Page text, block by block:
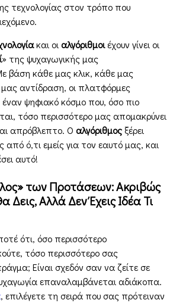
τεχνολογίας στον τρόπο που
και οι αλγόριθμοιέχουν γίνει οι
» της ψυχαγωγικής μας
βάση κάθε μας κλικ, κάθε μας
αντίδραση, οι πλατφόρμες
έναν ψηφιακό κόσμο που, όσο πιο
τόσο περισσότερο μας απομακρύνει
απρόβλεπτο. Ο αλγόριθμοςξέρει
από ό,τι εμείς για τον εαυτό μας, και
αυτό!
των Προτάσεων: Ακριβώς
Δεις, Αλλά Δεν Έχεις Ιδέα Τι
ότι, όσο περισσότερο
τόσο περισσότερο σας
Είναι σχεδόν σαν να ζείτε σε
επαναλαμβάνεται αδιάκοπα.
, επιλέγετε τη σειρά που σας πρότειναν